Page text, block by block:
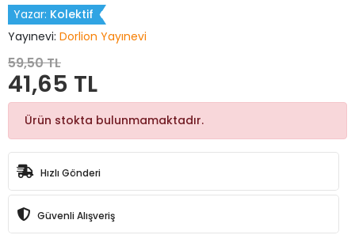
Yazar: Kolektif
Yayınevi: Dorlion Yayınevi
59,50 TL
41,65 TL
Ürün stokta bulunmamaktadır.
Hızlı Gönderi
Güvenli Alışveriş